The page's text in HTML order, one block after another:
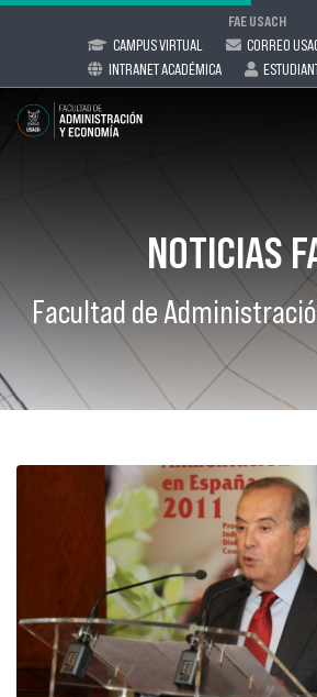
FAE USACH
CAMPUS VIRTUAL
CORREO
INTRANET ACADÉMICA
NOTICIAS
Facultad de